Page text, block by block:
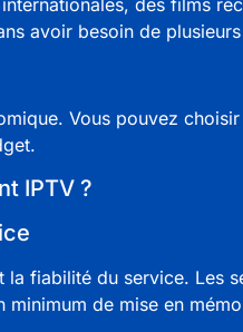
avoir besoin de
Vous pouvez
IPTV ?
fiabilité du service. Les
de mise en